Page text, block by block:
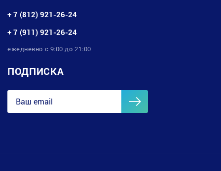
+ 7 (812) 921-26-24
+ 7 (911) 921-26-24
ежедневно с 9:00 до 21:00
ПОДПИСКА